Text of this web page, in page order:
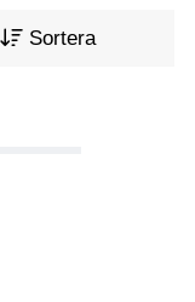
Sortera